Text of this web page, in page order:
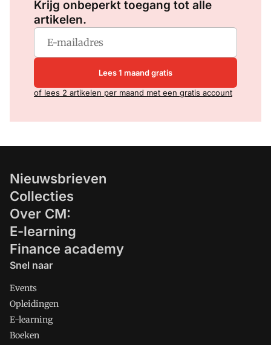
Krijg onbeperkt toegang tot alle
artikelen.
Lees 1 maand gratis
of lees 2 artikelen per maand met een gratis account
Nieuwsbrieven
Collecties
Over CM:
E-learning
Finance academy
Snel naar
Events
Opleidingen
E-learning
Boeken